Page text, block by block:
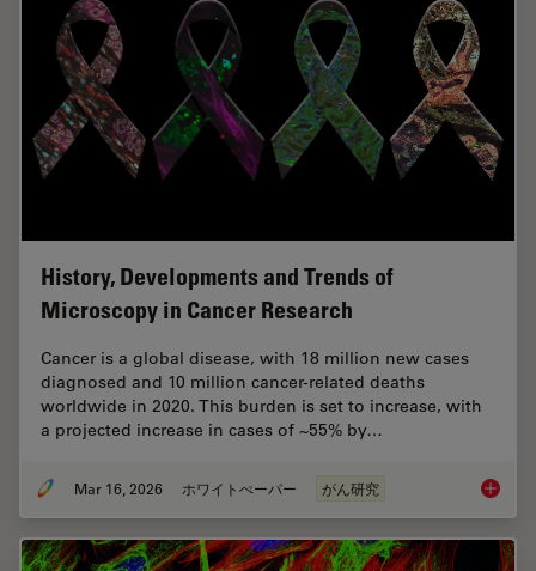
History, Developments and Trends of
Microscopy in Cancer Research
Cancer is a global disease, with 18 million new cases
diagnosed and 10 million cancer-related deaths
worldwide in 2020. This burden is set to increase, with
a projected increase in cases of ~55% by…
Mar 16, 2026 ホワイトぺーパー がん研究